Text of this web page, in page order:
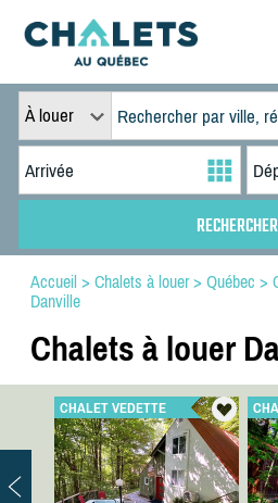
À louer
Accueil > Chalets à louer> Québec >
Danville
Chalets à louer
CHALET VEDETTE